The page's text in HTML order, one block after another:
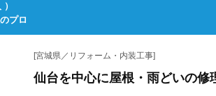
プロ
[宮城県／リフォーム・内装工事]
仙台を中心に屋根・雨どいの修